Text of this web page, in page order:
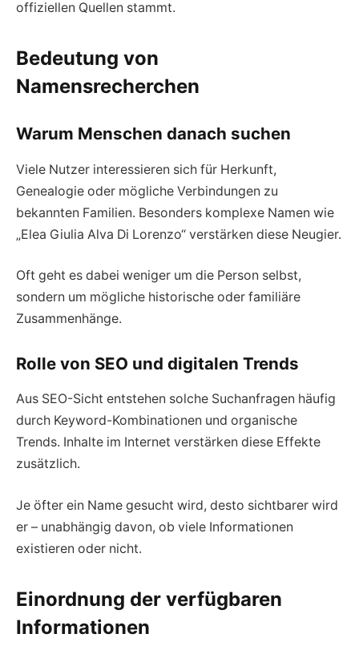
offiziellen Quellen stammt.
Bedeutung von
Namensrecherchen
Warum Menschen danach suchen
Viele Nutzer interessieren sich für Herkunft,
Genealogie oder mögliche Verbindungen zu
bekannten Familien. Besonders komplexe Namen wie
„Elea Giulia Alva Di Lorenzo“ verstärken diese Neugier.
Oft geht es dabei weniger um die Person selbst,
sondern um mögliche historische oder familiäre
Zusammenhänge.
Rolle von SEO und digitalen Trends
Aus SEO-Sicht entstehen solche Suchanfragen häufig
durch Keyword-Kombinationen und organische
Trends. Inhalte im Internet verstärken diese Effekte
zusätzlich.
Je öfter ein Name gesucht wird, desto sichtbarer wird
er – unabhängig davon, ob viele Informationen
existieren oder nicht.
Einordnung der verfügbaren
Informationen